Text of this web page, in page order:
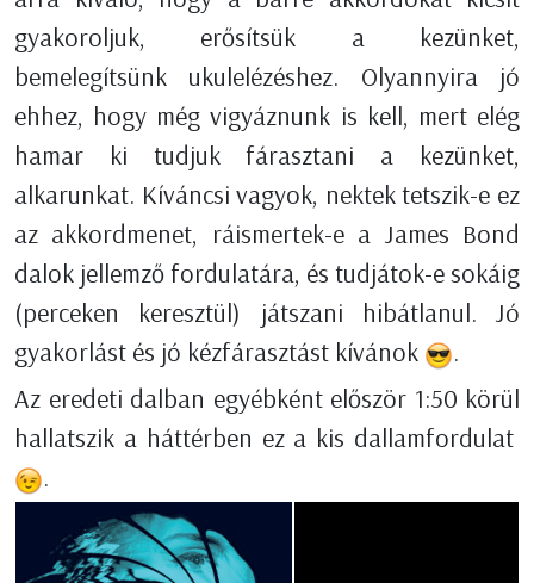
gyakoroljuk, erősítsük a kezünket,
bemelegítsünk ukulelézéshez. Olyannyira jó
ehhez, hogy még vigyáznunk is kell, mert elég
hamar ki tudjuk fárasztani a kezünket,
alkarunkat. Kíváncsi vagyok, nektek tetszik-e ez
az akkordmenet, ráismertek-e a James Bond
dalok jellemző fordulatára, és tudjátok-e sokáig
(perceken keresztül) játszani hibátlanul. Jó
gyakorlást és jó kézfárasztást kívánok
.
Az eredeti dalban egyébként először 1:50 körül
hallatszik a háttérben ez a kis dallamfordulat
.